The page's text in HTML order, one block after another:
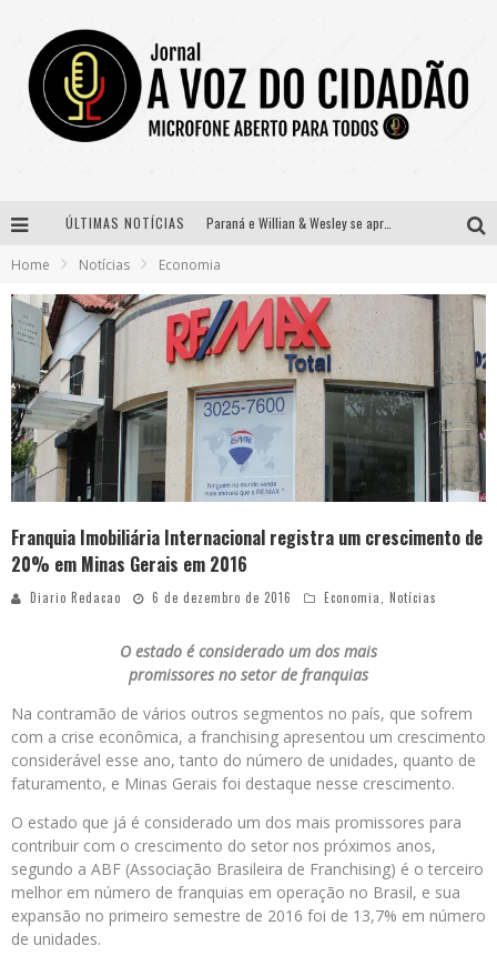
ÚLTIMAS NOTÍCIAS Paraná e Willian & Wesley se apresentam no Carretão Trevo Contagem nesta sexta-feira
Definidas as 12 finalistas do concurso Rainha do Pedro Leopoldo Rodeio Show 2026
Home Notícias Economia
Franquia Imobiliária Internacional registra um crescimento de
20% em Minas Gerais em 2016
Diario Redacao 6 de dezembro de 2016 Economia Notícias
O estado é considerado um dos mais
promissores no setor de franquias
Na contramão de vários outros segmentos no país, que sofrem
com a crise econômica, a franchising apresentou um crescimento
considerável esse ano, tanto do número de unidades, quanto de
faturamento, e Minas Gerais foi destaque nesse crescimento.
O estado que já é considerado um dos mais promissores para
contribuir com o crescimento do setor nos próximos anos,
segundo a ABF (Associação Brasileira de Franchising) é o terceiro
melhor em número de franquias em operação no Brasil, e sua
expansão no primeiro semestre de 2016 foi de 13,7% em número
de unidades.